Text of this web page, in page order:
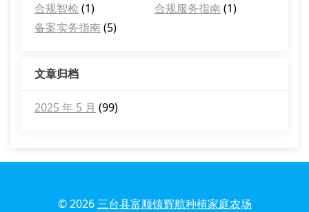
合规智检 (1) 合规服务指南(1)
备案实务指南(5)
文章归档
2025 年 5 月 (99)
© 2026三台县富顺镇辉航种植家庭农场